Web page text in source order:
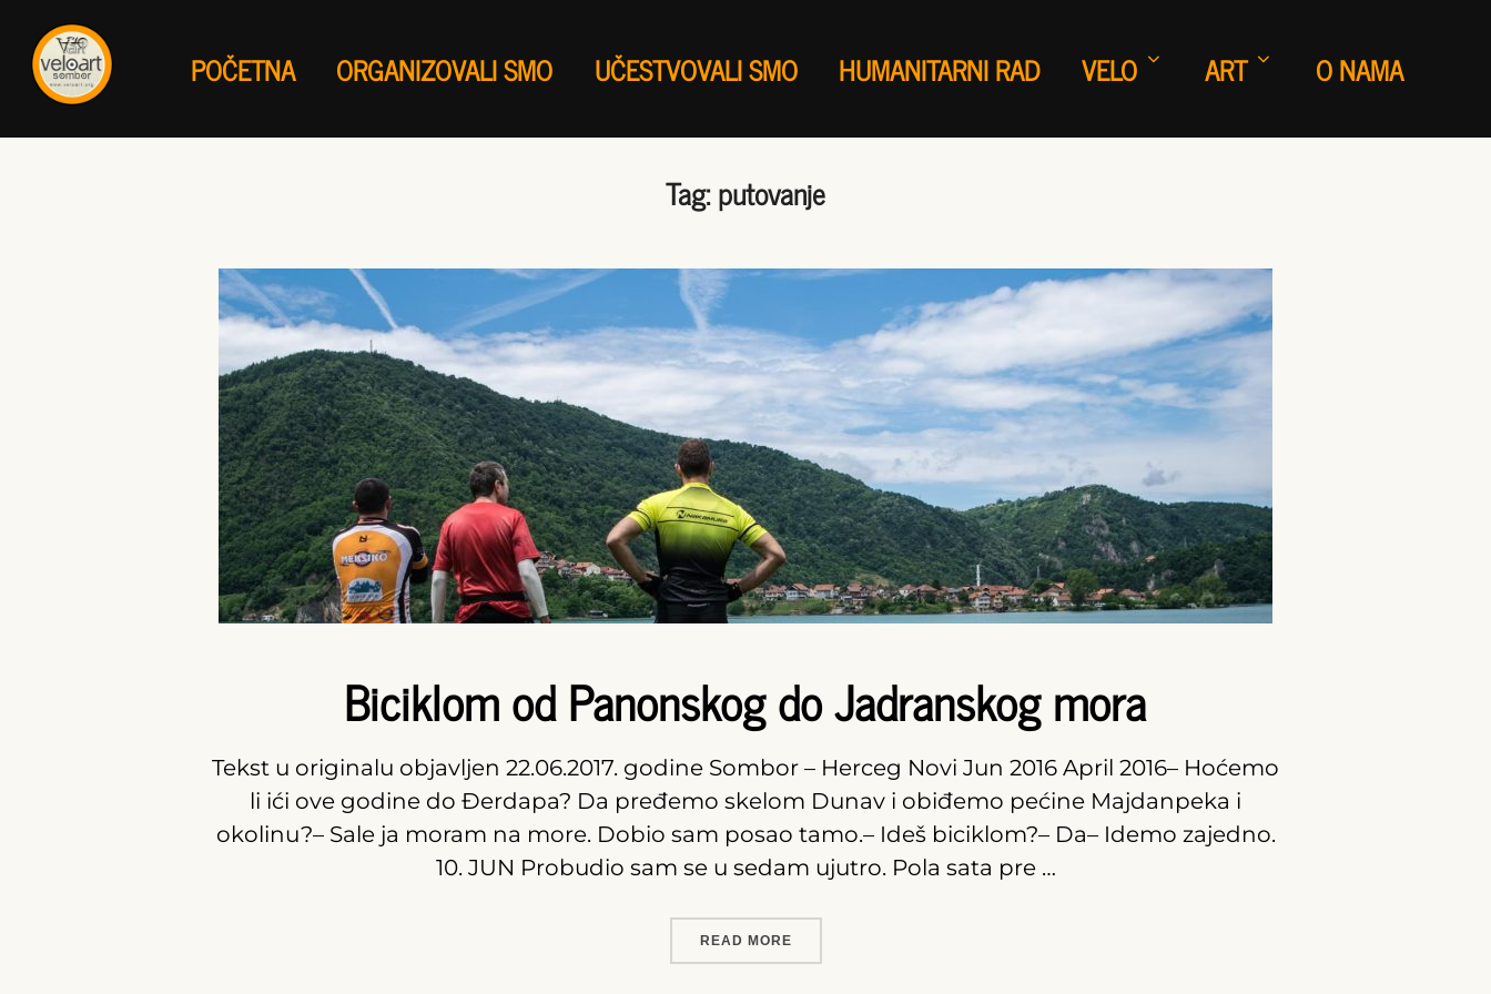
POČETNA ORGANIZOVALI SMO UČESTVOVALI SMO HUMANITARNI RAD VELO ART O NAMA
Tag:putovanje
Biciklom od Panonskog do Jadranskog mora
Tekst u originalu objavljen 22.06.2017. godine Sombor – Herceg Novi Jun 2016 April 2016– Hoćemo
li ići ove godine do Đerdapa? Da pređemo skelom Dunav i obiđemo pećine Majdanpeka i
okolinu?– Sale ja moram na more. Dobio sam posao tamo.– Ideš biciklom?– Da– Idemo zajedno.
10. JUN Probudio sam se u sedam ujutro. Pola sata pre …
READ MORE